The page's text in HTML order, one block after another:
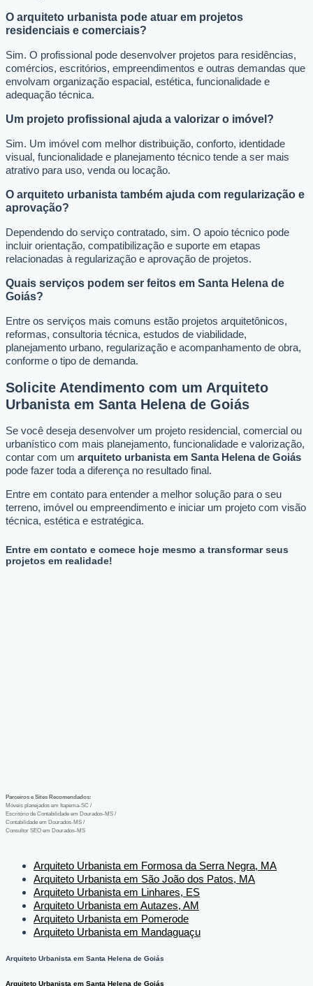
O arquiteto urbanista pode atuar em projetos
residenciais e comerciais?
Sim. O profissional pode desenvolver projetos para residências,
comércios, escritórios, empreendimentos e outras demandas que
envolvam organização espacial, estética, funcionalidade e
adequação técnica.
Um projeto profissional ajuda a valorizar o imóvel?
Sim. Um imóvel com melhor distribuição, conforto, identidade
visual, funcionalidade e planejamento técnico tende a ser mais
atrativo para uso, venda ou locação.
O arquiteto urbanista também ajuda com regularização e
aprovação?
Dependendo do serviço contratado, sim. O apoio técnico pode
incluir orientação, compatibilização e suporte em etapas
relacionadas à regularização e aprovação de projetos.
Quais serviços podem ser feitos em Santa Helena de
Goiás?
Entre os serviços mais comuns estão projetos arquitetônicos,
reformas, consultoria técnica, estudos de viabilidade,
planejamento urbano, regularização e acompanhamento de obra,
conforme o tipo de demanda.
Solicite Atendimento com um Arquiteto
Urbanista em Santa Helena de Goiás
Se você deseja desenvolver um projeto residencial, comercial ou
urbanístico com mais planejamento, funcionalidade e valorização,
contar com um arquiteto urbanista em Santa Helena de Goiás
pode fazer toda a diferença no resultado final.
Entre em contato para entender a melhor solução para o seu
terreno, imóvel ou empreendimento e iniciar um projeto com visão
técnica, estética e estratégica.
Entre em contato e comece hoje mesmo a transformar seus
projetos em realidade!
Parceiros e Sites Recomendados:
Móveis planejados em Itapema-SC /
Escritório de Contabilidade em Dourados-MS /
Contabilidade em Dourados-MS /
Consultor SEO em Dourados-MS
Arquiteto Urbanista em Formosa da Serra Negra, MA
Arquiteto Urbanista em São João dos Patos, MA
Arquiteto Urbanista em Linhares, ES
Arquiteto Urbanista em Autazes, AM
Arquiteto Urbanista em Pomerode
Arquiteto Urbanista em Mandaguaçu
Arquiteto Urbanista em Santa Helena de Goiás
Arquiteto Urbanista em Santa Helena de Goiás